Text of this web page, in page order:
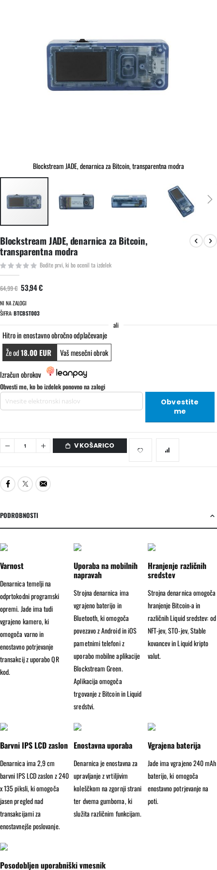
Blockstream JADE, denarnica za Bitcoin, transparentna modra
na
začetek
galerije
slik
Blockstream JADE, denarnica za Bitcoin,
transparentna modra
Bodite prvi, ki bo ocenil ta izdelek
64,99 € 53,94 €
NI NA ZALOGI
ŠIFRA BTCBST003
ali
Hitro in enostavno obročno odplačevanje
Že od18.00 EUR Vaš mesečni obrok
Izračun obrokov
Obvesti me, ko bo izdelek ponovno na zalogi
Obvestite
me
V KOŠARICO
PODROBNOSTI
Varnost
Denarnica temelji na
odprtokodni programski
opremi. Jade ima tudi
vgrajeno kamero, ki
omogoča varno in
enostavno potrjevanje
transakcij z uporabo QR
kod.
Uporaba na mobilnih
napravah
Strojna denarnica ima
vgrajeno baterijo in
Bluetooth, ki omogoča
povezavo z Android in iOS
pametnimi telefoni z
uporabo mobilne aplikacije
Blockstream Green.
Aplikacija omogoča
trgovanje z Bitcoin in Liquid
sredstvi.
Hranjenje različnih
sredstev
Strojna denarnica omogoča
hranjenje Bitcoin-a in
različnih Liquid sredstev: od
NFT-jev, STO-jev, Stable
kovancev in Liquid kripto
valut.
Barvni IPS LCD zaslon
Denarnica ima 2,9 cm
barvni IPS LCD zaslon z 240
x 135 piksli, ki omogoča
jasen pregled nad
transakcijami za
enostavnejše poslovanje.
Enostavna uporaba
Denarnica je enostavna za
upravljanje z vrtiljivim
koleščkom na zgornji strani
ter dvema gumboma, ki
služita različnim funkcijam.
Vgrajena baterija
Jade ima vgrajeno 240 mAh
baterijo, ki omogoča
enostavno potrjevanje na
poti.
Posodobljen uporabniški vmesnik